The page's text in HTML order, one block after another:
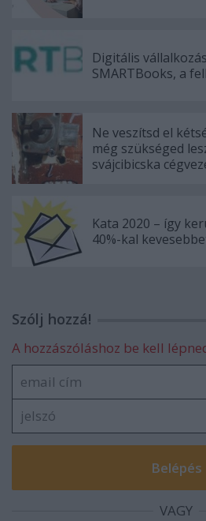
Digitális
SMARTBooks, a
Ne veszítsd el
még szükséged
svájcibicska
Kata 2020 – így
40%-kal
Szólj hozzá!
A hozzászóláshoz be kell
VAGY